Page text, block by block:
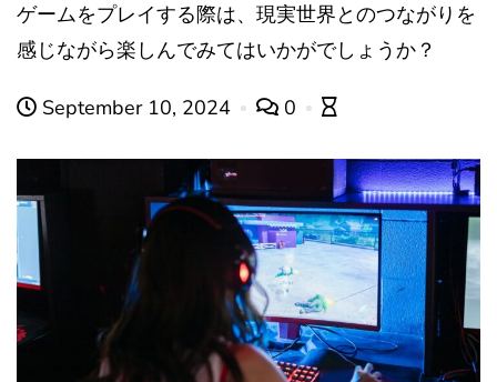
ゲームをプレイする際は、現実世界とのつながりを
感じながら楽しんでみてはいかがでしょうか？
September 10, 2024 0